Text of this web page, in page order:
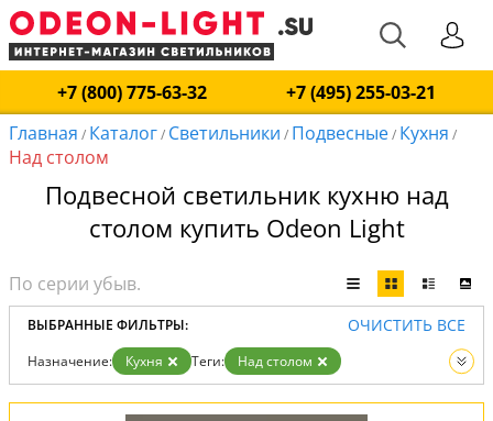
+7 (800) 775-63-32
+7 (495) 255-03-21
Главная / Каталог/ Светильники / Подвесные/ Кухня /
Над столом
Подвесной светильник кухню над
столом купить Odeon Light
ВЫБРАННЫЕ ФИЛЬТРЫ: ОЧИСТИТЬ ВСЕ
Назначение: Кухня Теги:
Над столом
Тип:
Подвесные Вид: Светильники